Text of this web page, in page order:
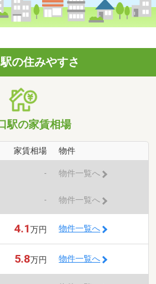
の住みやすさ
駅の家賃相場
家賃相場 物件
- 物件一覧へ
- 物件一覧へ
4.1万円 物件一覧へ
5.8万円 物件一覧へ